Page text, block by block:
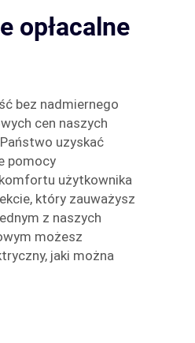
opłacalne
bez nadmiernego
cen naszych
uzyskać
pomocy
użytkownika
który zauważysz
z naszych
możesz
jaki można